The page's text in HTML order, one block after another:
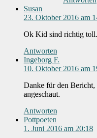
Susan
23. Oktober 2016 am
Ok Kid sind richtig toll.
Antworten
Ingeborg F.
10. Oktober 2016 am
Danke für den Bericht,
angeschaut.
Antworten
Pottpoeten
1. Juni 2016 am 20:18